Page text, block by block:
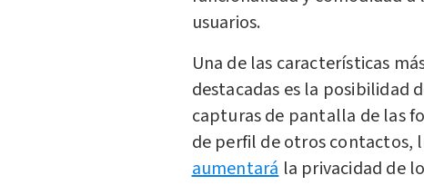
usuarios.
Una de las características
destacadas es la posibilidad
capturas de pantalla de las
de perfil de otros contactos,
aumentará la privacidad de